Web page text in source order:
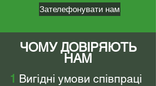
Зателефонувати нам
ЧОМУ ДОВІРЯЮТЬ
НАМ
1 Вигідні умови співпраці